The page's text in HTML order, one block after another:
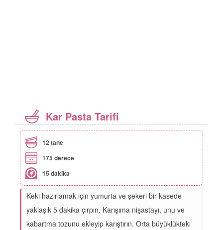
Kar Pasta Tarifi
12 tane
175 derece
15 dakika
Keki hazırlamak için yumurta ve şekeri bir kasede
yaklaşık 5 dakika çırpın. Karışıma nişastayı, unu ve
kabartma tozunu ekleyip karıştırın. Orta büyüklükteki